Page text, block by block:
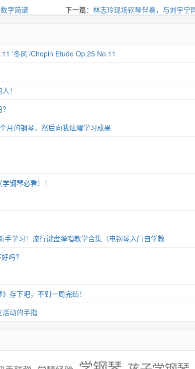
下一篇： 林志玲现场钢琴伴奏，与刘宇宁
字简谱
‘冬风’/Chopin Etude Op.25 No.11
！
?
月的钢琴，然后向我炫耀学习成果
钢琴必看）！
手学习！流行键盘弹唱教学合集（电钢琴入门自学教
吗?
存下吧，不到一周完结！
活动的手指